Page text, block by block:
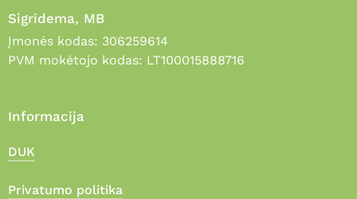
Sigridema, MB
Įmonės kodas: 306259614
PVM mokėtojo kodas: LT100015888716
Informacija
DUK
Privatumo politika